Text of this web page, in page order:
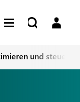
und steuern